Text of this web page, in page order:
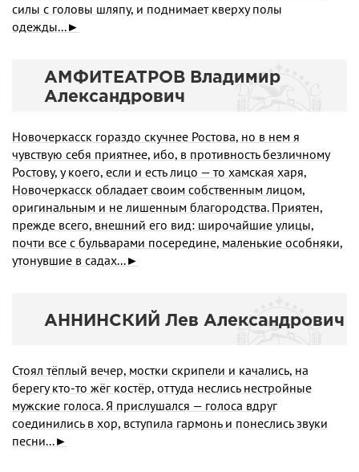
силы с головы шляпу, и поднимает кверху полы
одежды...►
АМФИТЕАТРОВ Владимир
Александрович
Новочеркасск гораздо скучнее Ростова, но в нем я
чувствую себя приятнее, ибо, в противность безличному
Ростову, у коего, если и есть лицо — то хамская харя,
Новочеркасск обладает сво­им собственным лицом,
оригинальным и не лишенным благород­ства. Приятен,
прежде всего, внешний его вид: широчайшие ули­цы,
почти все с бульварами посередине, маленькие особняки,
уто­нувшие в садах...►
АННИНСКИЙ Лев Александрович
Стоял тёплый вечер, мостки скрипели и качались, на
берегу кто-то жёг костёр, оттуда неслись нестройные
мужские голоса. Я прислушался — голоса вдруг
соединились в хор, вступила гармонь и понеслись звуки
песни...►